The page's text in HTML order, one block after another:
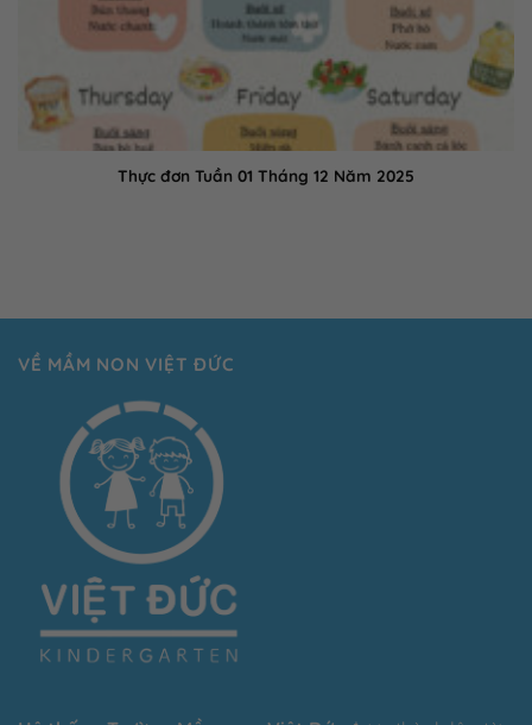
Thực đơn Tuần 01 Tháng 12 Năm 2025
VỀ MẦM NON VIỆT ĐỨC